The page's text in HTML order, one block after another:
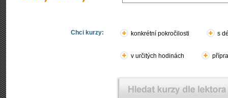
Chci kurzy: konkrétní pokročilosti s
v určitých hodinách